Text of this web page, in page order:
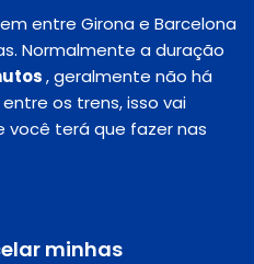
entre Girona e Barcelona
Normalmente a duração
, geralmente não há
os trens, isso vai
você terá que fazer nas
minhas